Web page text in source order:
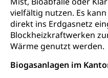
vielfältig nutzen. Es
direkt ins Erdgasnetz
Blockheizkraftwerken
Wärme genutzt werden.
Biogasanlagen im
Obligatorische
Kranken- und
sichere Lebensmittel,
Lebensmittelhygiene,
Prävention
Gesundheitsvorsorge,